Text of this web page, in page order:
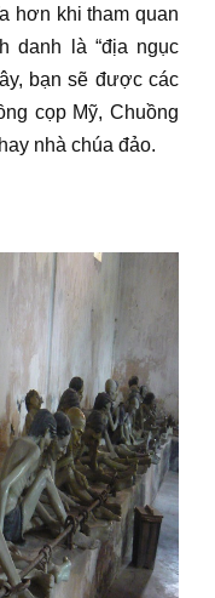
hơn khi tham quan
danh là “địa ngục
bạn sẽ được các
cọp Mỹ, Chuồng
nhà chúa đảo.